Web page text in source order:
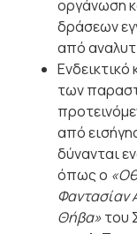
οργάνωση
δράσεων
από
Ενδεικτικό
των
από
δύνανται
όπως ο
Φαντασίαν
Θήβα»του